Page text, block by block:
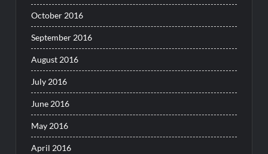
October 2016
September 2016
August 2016
July 2016
June 2016
May 2016
April 2016